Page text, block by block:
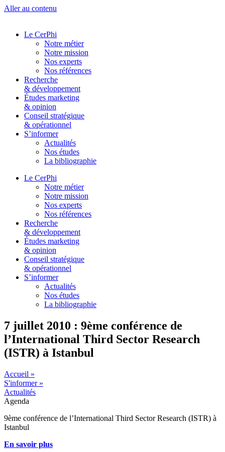
Aller au contenu
Le CerPhi
Notre métier
Notre mission
Nos experts
Nos références
Recherche
& développement
Études marketing
& opinion
Conseil stratégique
& opérationnel
S’informer
Actualités
Nos études
La bibliographie
Le CerPhi
Notre métier
Notre mission
Nos experts
Nos références
Recherche
& développement
Études marketing
& opinion
Conseil stratégique
& opérationnel
S’informer
Actualités
Nos études
La bibliographie
7 juillet 2010 : 9ème conférence de
l’International Third Sector Research
(ISTR) à Istanbul
Accueil »
S'informer »
Actualités
Agenda
9ème conférence de l’International Third Sector Research (ISTR) à
Istanbul
En savoir plus